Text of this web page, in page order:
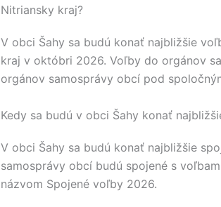
Nitriansky kraj?
V obci Šahy sa budú konať najbližšie
kraj v októbri 2026. Voľby do orgánov
orgánov samosprávy obcí pod
Kedy sa budú v obci Šahy konať
V obci Šahy sa budú konať najbližšie
samosprávy obcí budú spojené s
názvom Spojené voľby 2026.